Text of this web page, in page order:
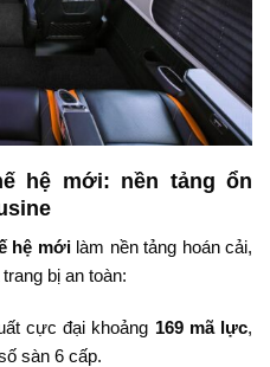
hệ mới: nền tảng ổn
hệ mớilàm nền tảng hoán cải,
bị an toàn:
cực đại khoảng 169 mã lực,
sàn 6 cấp.